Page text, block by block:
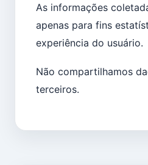
As informações
apenas para fins
experiência do usuário.
Não compartilhamos
terceiros.